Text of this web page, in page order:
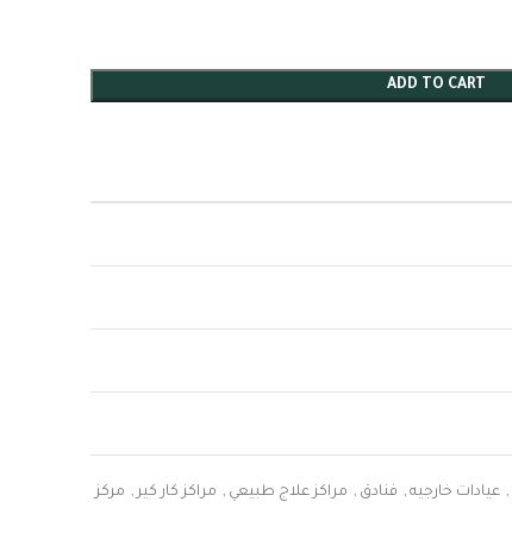
ADD TO CART
, عيادات خارجيه , فنادق , مراكز علاج طبيعي , مراكز كار كير , مركز